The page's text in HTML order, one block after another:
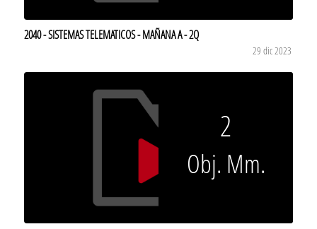
2040 - SISTEMAS TELEMATICOS - MAÑANA A - 2Q
29 dic 2023
2
Obj. Mm.